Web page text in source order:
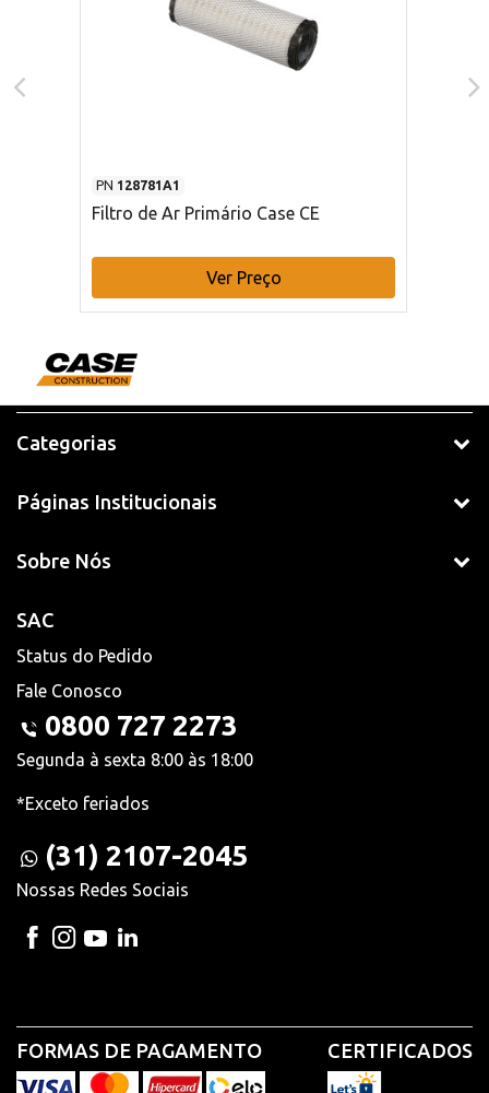
PN 128781A1
Filtro de Ar Primário Case CE
Ver Preço
Categorias
Páginas Institucionais
Sobre Nós
SAC
Status do Pedido
Fale Conosco
0800 727 2273
Segunda à sexta 8:00 às 18:00
*Exceto feriados
(31) 2107-2045
Nossas Redes Sociais
FORMAS DE PAGAMENTO CERTIFICADOS